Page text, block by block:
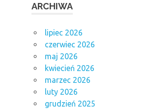
ARCHIWA
lipiec 2026
czerwiec 2026
maj 2026
kwiecień 2026
marzec 2026
luty 2026
grudzień 2025